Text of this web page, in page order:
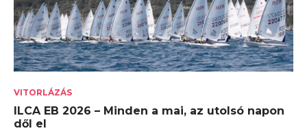
VITORLÁZÁS
ILCA EB 2026 – Minden a mai, az utolsó napon
dől el